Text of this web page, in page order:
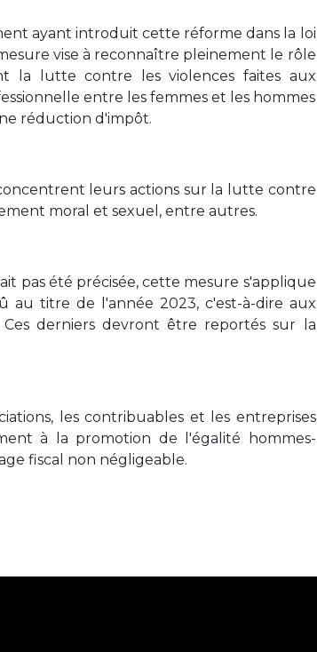
ayant introduit cette réforme dans la loi
vise à reconnaître pleinement le rôle
la lutte contre les violences faites aux
entre les femmes et les hommes
réduction d'impôt.
leurs actions sur la lutte contre
moral et sexuel, entre autres.
pas été précisée, cette mesure s'applique
titre de l'année 2023, c'est-à-dire aux
derniers devront être reportés sur la
les contribuables et les entreprises
à la promotion de l'égalité hommes-
fiscal non négligeable.